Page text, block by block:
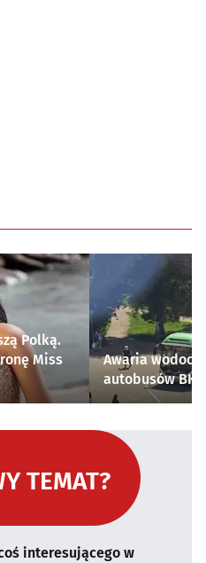
Polką.
Miss
Awaria
autobusów
TEMAT?
interesującego w